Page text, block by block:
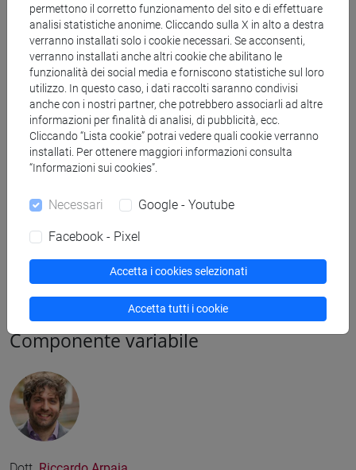
Prof.Carlo Meo
Componente con competenze giuridiche (DEC)
Prof.ssaLaura Cerasi
Rappresentante dell'area umanistica (DFBC)
Fabio Pittarello
Rappresentante dell'area scientifico-tecnologica (DAIS)
Componente variabile
permettono il corretto funzionamento del sito e di effettuare
analisi statistiche anonime. Cliccando sulla X in alto a destra
verranno installati solo i cookie necessari. Se acconsenti,
verranno installati anche altri cookie che abilitano le
funzionalità dei social media e forniscono statistiche sul loro
utilizzo. In questo caso, i dati raccolti saranno condivisi
anche con i nostri partner, che potrebbero associarli ad altre
informazioni per finalità di analisi, di pubblicità, ecc.
Cliccando “Lista cookie” potrai vedere quali cookie verranno
installati. Per ottenere maggiori informazioni consulta
“Informazioni sui cookies”.
Necessari Google - Youtube
Facebook - Pixel
Accetta i cookies selezionati
Accetta tutti i cookie